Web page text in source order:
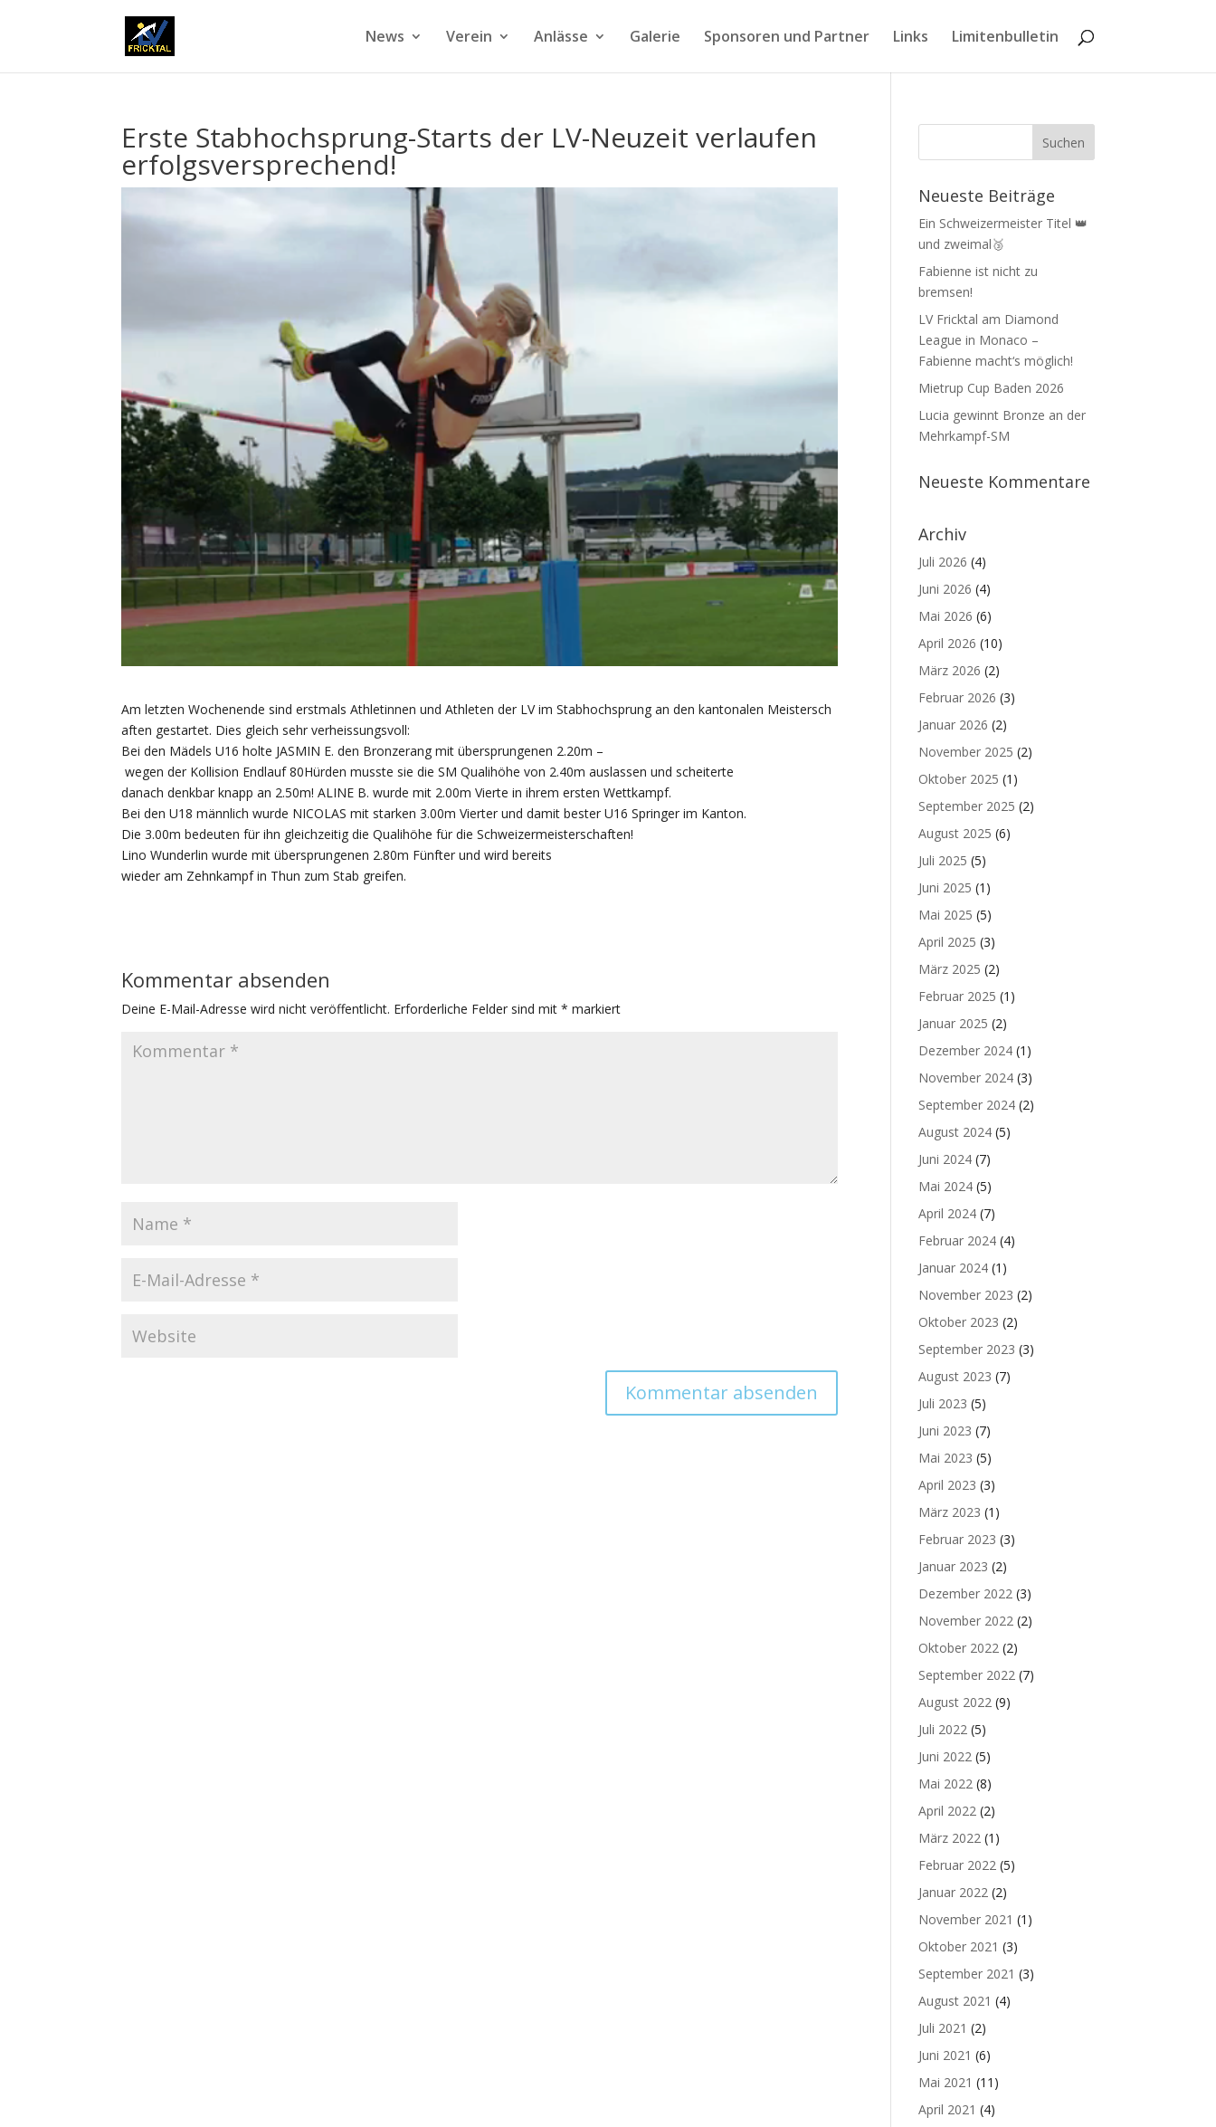
News Verein Anlässe Galerie Sponsoren und Partner Links Limitenbulletin
Erste Stabhochsprung-Starts der LV-Neuzeit verlaufen
erfolgsversprechend!
Am letzten Wochenende sind erstmals Athletinnen und Athleten der LV im Stabhochsprung an den kantonalen Meistersch
aften gestartet. Dies gleich sehr verheissungsvoll:
Bei den Mädels U16 holte JASMIN E. den Bronzerang mit übersprungenen 2.20m –
wegen der Kollision Endlauf 80Hürden musste sie die SM Qualihöhe von 2.40m auslassen und scheiterte
danach denkbar knapp an 2.50m! ALINE B. wurde mit 2.00m Vierte in ihrem ersten Wettkampf.
Bei den U18 männlich wurde NICOLAS mit starken 3.00m Vierter und damit bester U16 Springer im Kanton.
Die 3.00m bedeuten für ihn gleichzeitig die Qualihöhe für die Schweizermeisterschaften!
Lino Wunderlin wurde mit übersprungenen 2.80m Fünfter und wird bereits
wieder am Zehnkampf in Thun zum Stab greifen.
Kommentar absenden
Deine E-Mail-Adresse wird nicht veröffentlicht. Erforderliche Felder sind mit* markiert
Neueste Beiträge
Ein Schweizermeister Titel 👑
und zweimal🥉
Fabienne ist nicht zu
bremsen!
LV Fricktal am Diamond
League in Monaco –
Fabienne macht‘s möglich!
Mietrup Cup Baden 2026
Lucia gewinnt Bronze an der
Mehrkampf-SM
Neueste Kommentare
Archiv
Juli 2026 (4)
Juni 2026 (4)
Mai 2026 (6)
April 2026 (10)
März 2026 (2)
Februar 2026 (3)
Januar 2026 (2)
November 2025 (2)
Oktober 2025 (1)
September 2025 (2)
August 2025 (6)
Juli 2025 (5)
Juni 2025 (1)
Mai 2025 (5)
April 2025 (3)
März 2025 (2)
Februar 2025 (1)
Januar 2025 (2)
Dezember 2024 (1)
November 2024 (3)
September 2024 (2)
August 2024 (5)
Juni 2024 (7)
Mai 2024 (5)
April 2024 (7)
Februar 2024 (4)
Januar 2024 (1)
November 2023 (2)
Oktober 2023 (2)
September 2023 (3)
August 2023 (7)
Juli 2023 (5)
Juni 2023 (7)
Mai 2023 (5)
April 2023 (3)
März 2023 (1)
Februar 2023 (3)
Januar 2023 (2)
Dezember 2022 (3)
November 2022 (2)
Oktober 2022 (2)
September 2022 (7)
August 2022 (9)
Juli 2022 (5)
Juni 2022 (5)
Mai 2022 (8)
April 2022 (2)
März 2022 (1)
Februar 2022 (5)
Januar 2022 (2)
November 2021 (1)
Oktober 2021 (3)
September 2021 (3)
August 2021 (4)
Juli 2021 (2)
Juni 2021 (6)
Mai 2021 (11)
April 2021 (4)